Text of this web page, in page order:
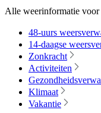
Alle weerinformatie voor
48-uurs
14-daagse
Zonkracht
Activiteiten
Klimaat
Vakantie